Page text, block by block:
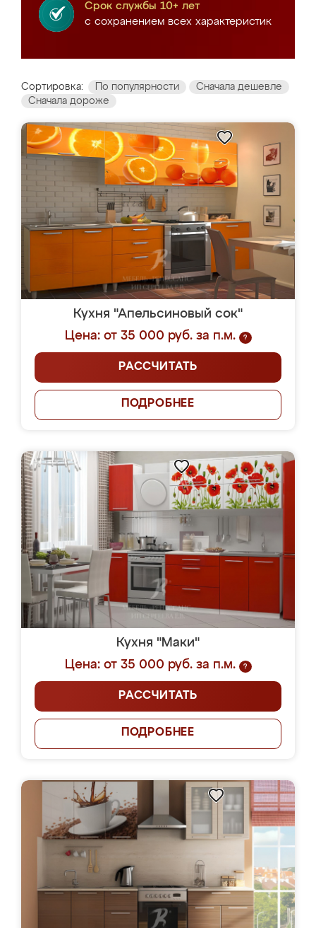
Срок службы 10+ лет
с сохранением всех характеристик
Сортировка: По популярности
Сначала дешевле
Сначала дороже
Кухня "Апельсиновый сок"
Цена: от 35 000 руб. за п.м.
?
РАССЧИТАТЬ
ПОДРОБНЕЕ
Кухня "Маки"
Цена: от 35 000 руб. за п.м.
?
РАССЧИТАТЬ
ПОДРОБНЕЕ